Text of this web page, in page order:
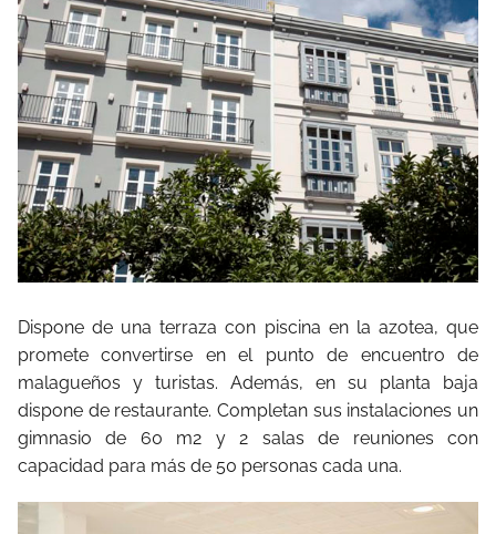
Dispone de una terraza con piscina en la azotea, que
promete convertirse en el punto de encuentro de
malagueños y turistas. Además, en su planta baja
dispone de restaurante. Completan sus instalaciones un
gimnasio de 60 m2 y 2 salas de reuniones con
capacidad para más de 50 personas cada una.